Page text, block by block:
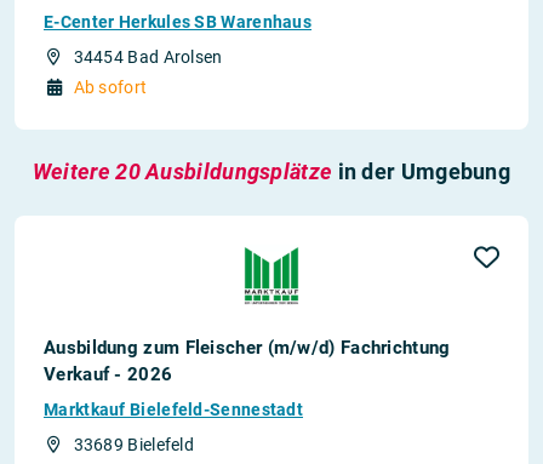
E-Center Herkules SB Warenhaus
34454 Bad Arolsen
Ab sofort
Weitere 20 Ausbildungsplätze in der Umgebung
Ausbildung zum Fleischer (m/w/d) Fachrichtung
Verkauf - 2026
Marktkauf Bielefeld-Sennestadt
33689 Bielefeld